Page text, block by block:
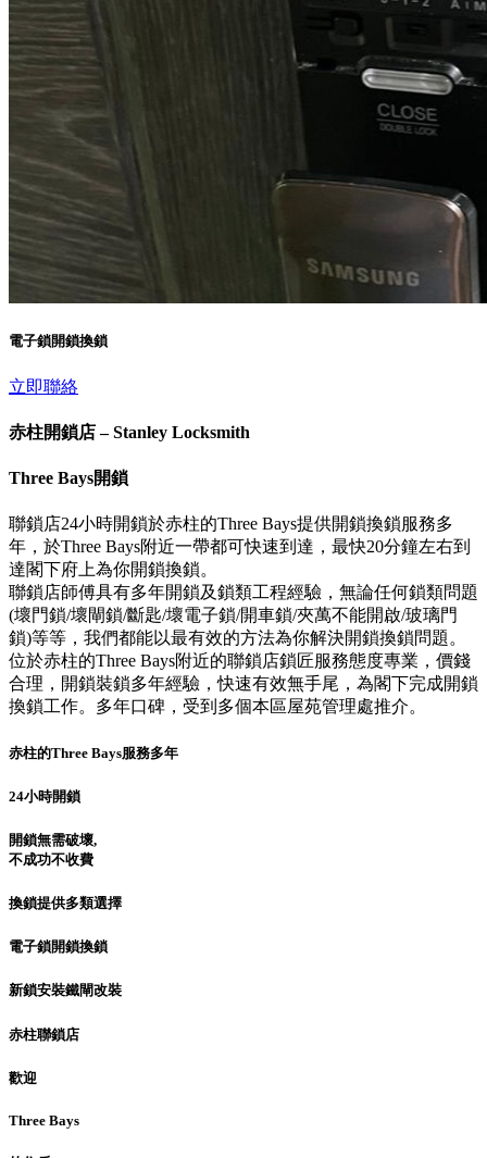
電子鎖開鎖換鎖
立即聯絡
赤柱開鎖店 – Stanley Locksmith
Three Bays開鎖
聯鎖店24小時開鎖於赤柱的Three Bays提供開鎖換鎖服務多
年，於Three Bays附近一帶都可快速到達，最快20分鐘左右到
達閣下府上為你開鎖換鎖。
聯鎖店師傅具有多年開鎖及鎖類工程經驗，無論任何鎖類問題
(壞門鎖/壞閘鎖/斷匙/壞電子鎖/開車鎖/夾萬不能開啟/玻璃門
鎖)等等，我們都能以最有效的方法為你解決開鎖換鎖問題。
位於赤柱的Three Bays附近的聯鎖店鎖匠服務態度專業，價錢
合理，開鎖裝鎖多年經驗，快速有效無手尾，為閣下完成開鎖
換鎖工作。多年口碑，受到多個本區屋苑管理處推介。
赤柱的Three Bays服務多年
24小時開鎖
開鎖無需破壞,
不成功不收費
換鎖提供多類選擇
電子鎖開鎖換鎖
新鎖安裝鐵閘改裝
赤柱聯鎖店
歡迎
Three Bays